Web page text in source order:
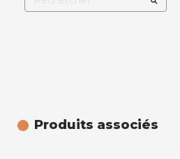
Produits associés